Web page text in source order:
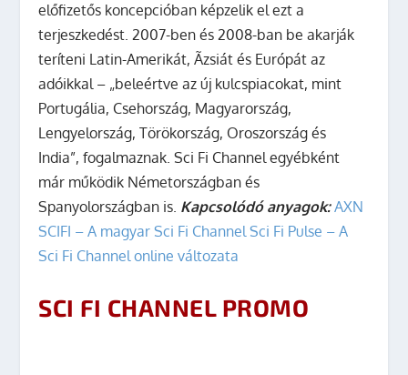
előfizetős koncepcióban képzelik el ezt a
terjeszkedést. 2007-ben és 2008-ban be akarják
teríteni Latin-Amerikát, Ãzsiát és Európát az
adóikkal – „beleértve az új kulcspiacokat, mint
Portugália, Csehország, Magyarország,
Lengyelország, Törökország, Oroszország és
India”, fogalmaznak. Sci Fi Channel egyébként
már működik Németországban és
Spanyolországban is. Kapcsolódó anyagok: AXN
SCIFI – A magyar Sci Fi Channel Sci Fi Pulse – A
Sci Fi Channel online változata
SCI FI CHANNEL PROMO